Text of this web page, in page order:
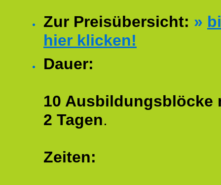
Zur Preisübersicht: »
hier klicken!
Dauer:
10 Ausbildungsblöcke
2 Tagen.
Zeiten: